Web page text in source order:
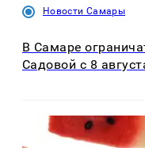
Новости Самары
В Самаре
Садовой с 8